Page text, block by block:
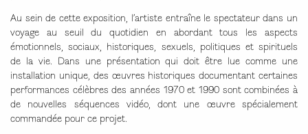
Au sein de cette exposition, l’artiste entraîne le spectateur dans un
voyage au seuil du quotidien en abordant tous les aspects
émotionnels, sociaux, historiques, sexuels, politiques et spirituels
de la vie. Dans une présentation qui doit être lue comme une
installation unique, des œuvres historiques documentant certaines
performances célèbres des années 1970 et 1990 sont combinées à
de nouvelles séquences vidéo, dont une œuvre spécialement
commandée pour ce projet.